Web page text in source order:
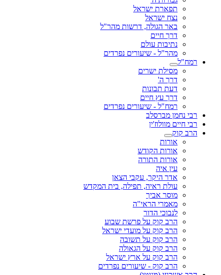
תפארת ישראל
נצח ישראל
באר הגולה, דרשות מהר"ל
דרך חיים
נתיבות עולם
מהר"ל - שיעורים נפרדים
רמח"ל
מסילת ישרים
דרך ה'
דעת תבונות
דרך עץ חיים
רמח"ל - שיעורים נפרדים
רבי נחמן מברסלב
רבי חיים מוולוז'ין
הרב קוק
אורות
אורות הקודש
אורות התורה
עין איה
אדר היקר, עקבי הצאן
עולת ראיה, תפילה, בית המקדש
מוסר אביך
מאמרי הראי"ה
לנבוכי הדור
הרב קוק על פרשת שבוע
הרב קוק על מועדי ישראל
הרב קוק על תשובה
הרב קוק על הגאולה
הרב קוק על ארץ ישראל
הרב קוק - שיעורים נפרדים